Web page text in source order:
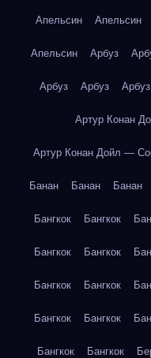
Апельсин Апельсин
Апельсин Арбуз
Арбуз Арбуз Арбуз
Артур Конан
Артур Конан Дойл —
Банан Банан Банан
Бангкок Бангкок
Бангкок Бангкок
Бангкок Бангкок
Бангкок Бангкок
Бангкок Бангкок